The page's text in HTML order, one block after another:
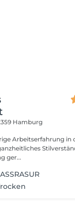
Hamburg
Arbeitserfahrung in
ger...